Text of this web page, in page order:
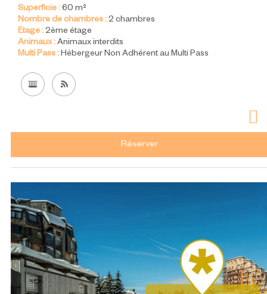
Superficie :60 m²
Nombre de chambres :2 chambres
Etage :2ème étage
Animaux :Animaux interdits
Multi Pass :Hébergeur Non Adhérent au Multi Pass
Réserver